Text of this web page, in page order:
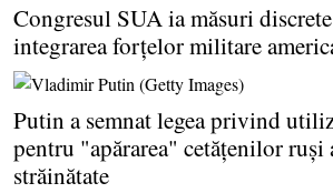
Congresul SUA ia măsuri
integrarea forţelor militare
Putin a semnat legea privind
pentru "apărarea" cetăţenilor
străinătate